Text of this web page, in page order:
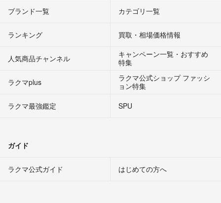
ブランド一覧 カテゴリ一覧
ランキング 買取・相場価格情報
人気商品チャンネル
キャンペーン一覧・おすすめ
特集
ラクマplus
ラクマ公式ショップ ファッシ
ョン特集
ラクマ最強鑑定
SPU
ガイド
ラクマ公式ガイド はじめての方へ